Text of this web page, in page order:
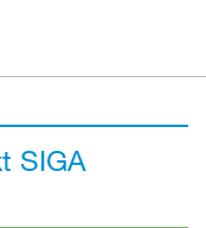
SIGA